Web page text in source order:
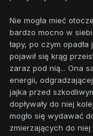
Nie mogła mieć
bardzo mocno w
łapy, po czym
pojawił się krąg
zaraz pod nią... Ona
energii,
jajka przed
dopływały do niej
mogło się wydawać
zmierzających do niej